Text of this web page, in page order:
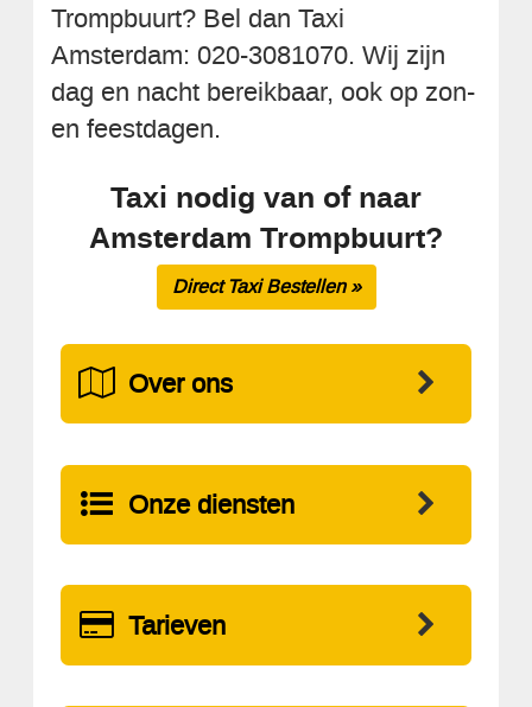
Trompbuurt? Bel dan Taxi
Amsterdam: 020-3081070. Wij zijn
dag en nacht bereikbaar, ook op zon-
en feestdagen.
Taxi nodig van of naar
Amsterdam Trompbuurt?
Direct Taxi Bestellen »
Over ons
Onze diensten
Tarieven